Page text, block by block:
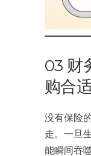
03 财
购合
没有保险
走。一旦
能瞬间吞